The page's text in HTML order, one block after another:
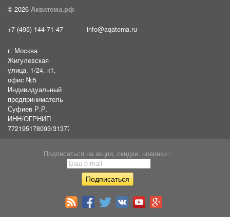
© 2026 Акватема.рф
+7 (495) 144-71-47 info@aqatema.ru
г. Москва
Жигулевская
улица, 1/24, к1,
офис №5
Индивидуальный
предприниматель
Суфиев Р.Р.
ИНН/ОГРНИП
772195178093/31377461610054
Подписаться на акции, скидки, новинки :